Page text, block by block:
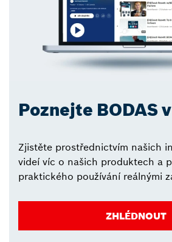
Poznejte BODAS
Zjistěte prostřednictvím našich
videí víc o našich produktech a
praktického používání reálnými
ZHLÉDNOUT